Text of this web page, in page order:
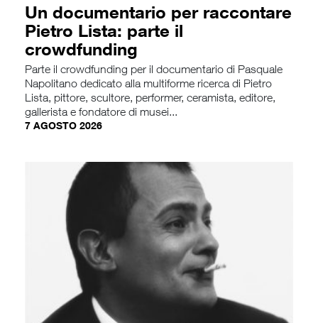
Un documentario per raccontare
Pietro Lista: parte il
crowdfunding
Parte il crowdfunding per il documentario di Pasquale
Napolitano dedicato alla multiforme ricerca di Pietro
Lista, pittore, scultore, performer, ceramista, editore,
gallerista e fondatore di musei...
7 AGOSTO 2026